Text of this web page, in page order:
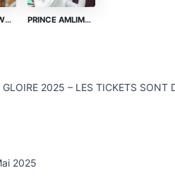
ARNELI THE WORSHIPPER PRINCE AMLIMAVI
GLOIRE 2025 – LES TICKETS SONT
2025